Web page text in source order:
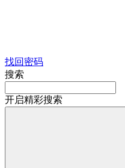
找回密码
搜索
开启精彩搜索